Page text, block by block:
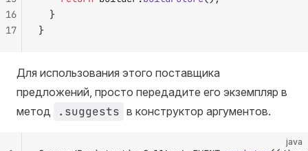
	}
}
16
17
Для использования этого поставщика
предложений, просто передадите его экземпляр в
метод
.suggests в конструктор аргументов.
java